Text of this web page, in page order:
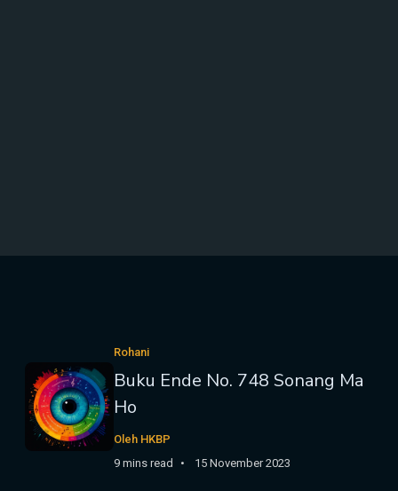
Rohani
Buku Ende No. 748 Sonang Ma
Ho
Oleh HKBP
9 mins read
15 November 2023